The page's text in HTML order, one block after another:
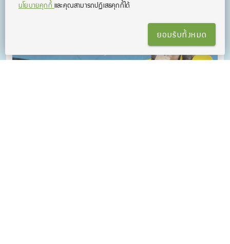
นโยบายคุกกี้และคุณสามารถปฏิเสธคุกกี้ได้
ยอมรับทั้งหมด